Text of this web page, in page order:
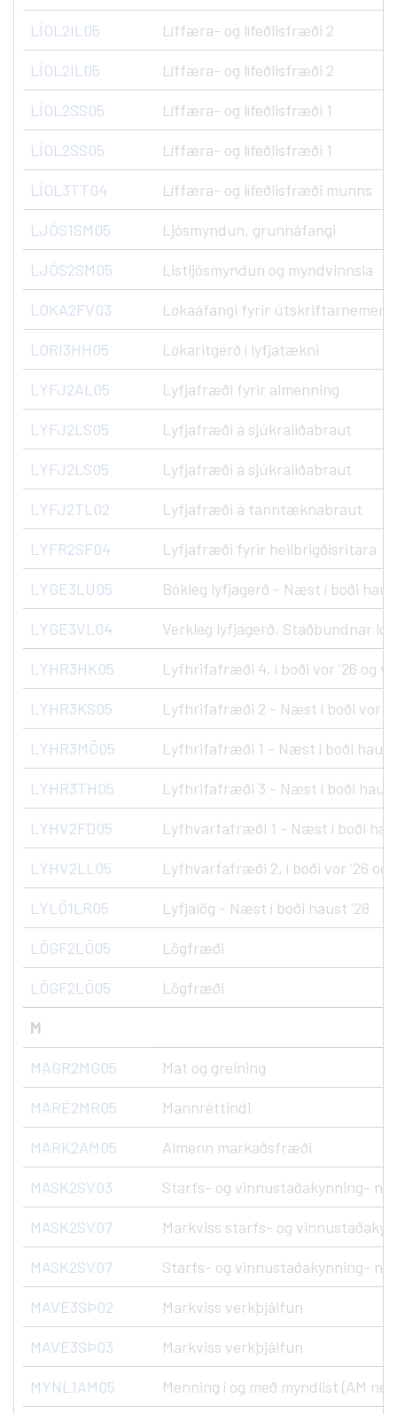
LÍOL2IL05 Líffæra- og lífeðlisfræði 2
LÍOL2IL05 Líffæra- og lífeðlisfræði 2
LÍOL2SS05 Líffæra- og lífeðlisfræði 1
LÍOL2SS05 Líffæra- og lífeðlisfræði 1
LÍOL3TT04 Líffæra- og lífeðlisfræði munns
LJÓS1SM05 Ljósmyndun, grunnáfangi
LJÓS2SM05 Listljósmyndun og myndvinnsla
LOKA2FV03 Lokaáfangi fyrir
LORI3HH05 Lokaritgerð í lyfjatækni
LYFJ2AL05 Lyfjafræði fyrir almenning
LYFJ2LS05 Lyfjafræði á sjúkraliðabraut
LYFJ2LS05 Lyfjafræði á sjúkraliðabraut
LYFJ2TL02 Lyfjafræði á tanntæknabraut
LYFR2SF04 Lyfjafræði fyrir heilbrigðisritara
LYGE3LÚ05 Bókleg lyfjagerð - Næst í boði
LYGE3VL04 Verkleg lyfjagerð, Staðbundnar
LYHR3HK05 Lyfhrifafræði 4, í boði vor '26 og
LYHR3KS05 Lyfhrifafræði 2 - Næst í boði vor
LYHR3MÖ05 Lyfhrifafræði 1 - Næst í boði haust
LYHR3TH05 Lyfhrifafræði 3 - Næst í boði
LYHV2FD05 Lyfhvarfafræði 1 - Næst í boði
LYHV2LL05 Lyfhvarfafræði 2, í boði vor '26 og
LYLÖ1LR05 Lyfjalög - Næst í boði haust '28
LÖGF2LÖ05 Lögfræði
LÖGF2LÖ05 Lögfræði
M
MAGR2MG05 Mat og greining
MARÉ2MR05 Mannréttindi
MARK2AM05 Almenn markaðsfræði
MASK2SV03 Starfs- og vinnustaðakynning-
MASK2SV07 Markviss starfs- og
MASK2SV07 Starfs- og vinnustaðakynning-
MAVE3SÞ02 Markviss verkþjálfun
MAVE3SÞ03 Markviss verkþjálfun
MYNL1AM05 Menning í og með myndlist (AM